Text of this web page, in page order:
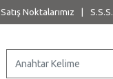
Satış Noktalarımız S.S.S.